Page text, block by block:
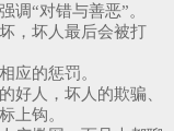
调“对错与善恶”。
，坏人最后会被打
应的惩罚。
好人，坏人的欺骗、
上钩。